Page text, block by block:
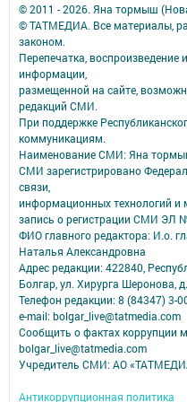
© 2011 - 2026. Яна тормыш
© ТАТМЕДИА. Все материалы,
законом.
Перепечатка,
информации,
размещенной на сайте,
редакций СМИ.
При поддержке
коммуникациям.
Наименование СМИ: Яна
СМИ зарегистрировано
связи,
информационных технологий и
запись о регистрации СМИ ЭЛ
ФИО главного редактора: И.о.
Наталья Александровна
Адрес редакции: 422840,
Болгар, ул. Хирурга Шеронова,
Телефон редакции: 8 (84347) 3-
e-mail: bolgar_live@tatmedia.com
Сообщить о фактах коррупции
bolgar_live@tatmedia.com
Учредитель СМИ: АО
Антикоррупционная политика